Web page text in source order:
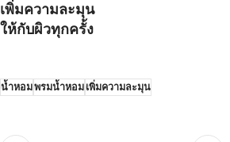
เพิ่มความละมุน
ให้กับผิวทุกครั้ง
น้ำหอมพรมน้ำหอมเพิ่มความละมุน